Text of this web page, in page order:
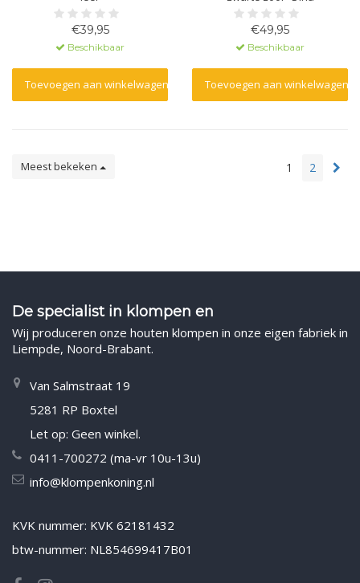
€39,95
Beschikbaar
Toevoegen aan winkelwagen
€49,95
Beschikbaar
Toevoegen aan winkelwagen
Meest bekeken 1 2
De specialist in klompen en
Wij produceren onze houten klompen in onze eigen fabriek in
Liempde, Noord-Brabant.
Van Salmstraat 19
5281 RP Boxtel
Let op: Geen winkel.
0411-700272 (ma-vr 10u-13u)
info@klompenkoning.nl
KVK nummer: KVK 62181432
btw-nummer: NL854699417B01